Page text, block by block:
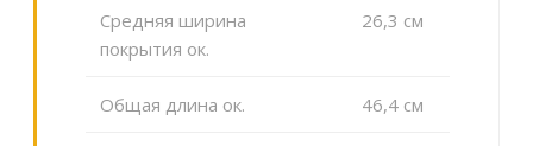
Средняя ширина
покрытия ок.
26,3 cм
Общая длина ок. 46,4 cм